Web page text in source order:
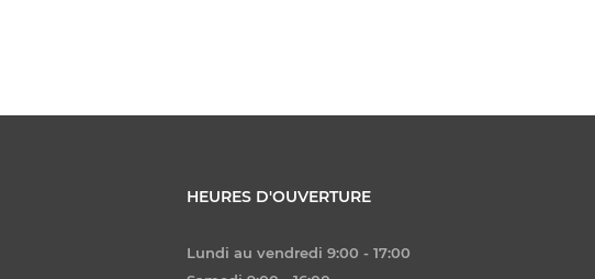
HEURES D'OUVERTURE
Lundi au vendredi 9:00 - 17:00